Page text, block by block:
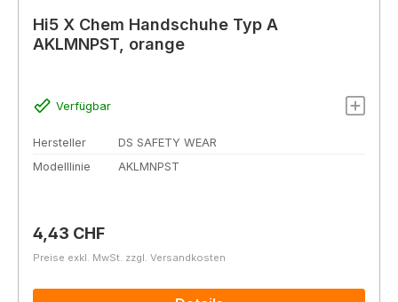
Hi5 X Chem Handschuhe Typ A
AKLMNPST, orange
Verfügbar
Hersteller
DS SAFETY WEAR
Modelllinie
AKLMNPST
Regulärer Preis:
4,43 CHF
Preise exkl. MwSt. zzgl. Versandkosten